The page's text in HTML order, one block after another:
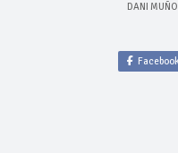
DANI
Facebook